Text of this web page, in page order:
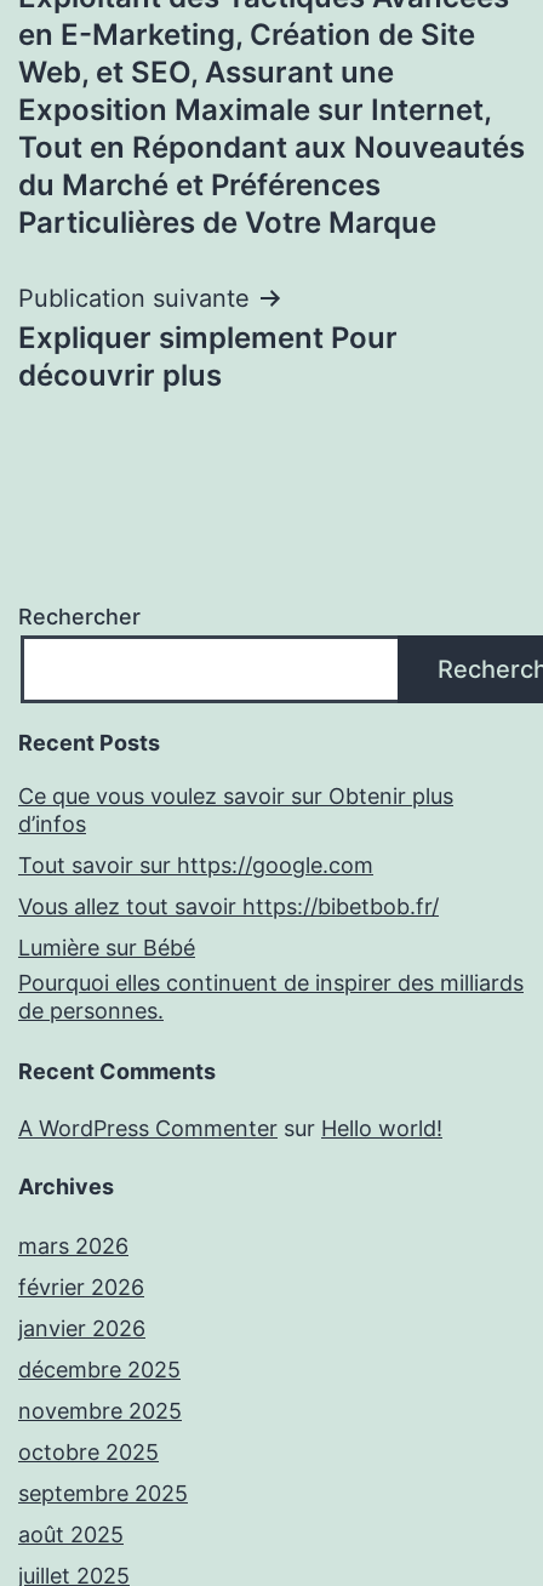
en E-Marketing, Création de Site
Web, et SEO, Assurant une
Exposition Maximale sur Internet,
Tout en Répondant aux Nouveautés
du Marché et Préférences
Particulières de Votre Marque
Publication suivante
Expliquer simplement Pour
découvrir plus
Rechercher
Recent Posts
Ce que vous voulez savoir sur Obtenir plus
d’infos
Tout savoir sur https://google.com
Vous allez tout savoir https://bibetbob.fr/
Lumière sur Bébé
Pourquoi elles continuent de inspirer des milliards
de personnes.
Recent Comments
A WordPress Commenter sur Hello world!
Archives
mars 2026
février 2026
janvier 2026
décembre 2025
novembre 2025
octobre 2025
septembre 2025
août 2025
juillet 2025